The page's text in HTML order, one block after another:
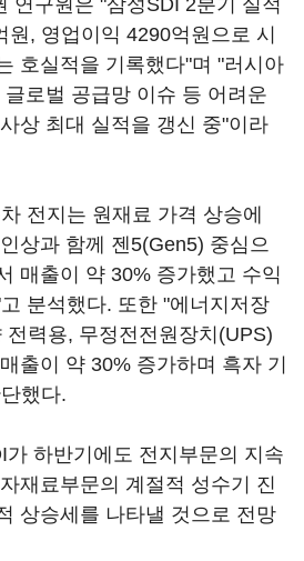
연구원은 "삼성SDI 2분기 실적
, 영업이익 4290억원으로 시
호실적을 기록했다"며 "러시아
로벌 공급망 이슈 등 어려운
상 최대 실적을 갱신 중"이라
전지는 원재료 가격 상승에
상과 함께 젠5(Gen5) 중심으
매출이 약 30% 증가했고 수익
분석했다. 또한 "에너지저장
전력용, 무정전전원장치(UPS)
출이 약 30% 증가하며 흑자 기
했다.
가 하반기에도 전지부문의 지속
재료부문의 계절적 성수기 진
상승세를 나타낼 것으로 전망